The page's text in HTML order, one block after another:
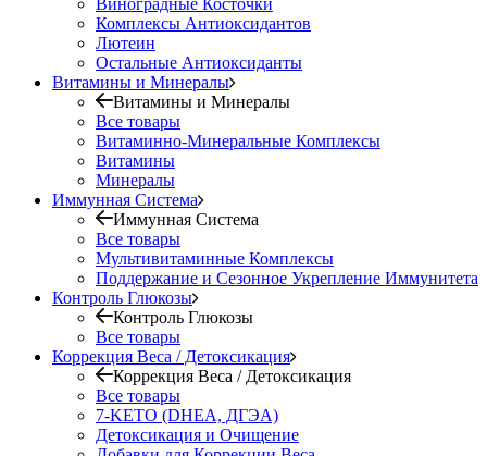
Виноградные Косточки
Комплексы Антиоксидантов
Лютеин
Остальные Антиоксиданты
Витамины и Минералы
Витамины и Минералы
Все товары
Витаминно-Минеральные Комплексы
Витамины
Минералы
Иммунная Система
Иммунная Система
Все товары
Мультивитаминные Комплексы
Поддержание и Сезонное Укрепление Иммунитета
Контроль Глюкозы
Контроль Глюкозы
Все товары
Коррекция Веса / Детоксикация
Коррекция Веса / Детоксикация
Все товары
7-KETO (DHEA, ДГЭА)
Детоксикация и Очищение